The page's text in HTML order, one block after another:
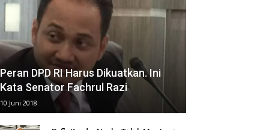
Peran DPD RI Harus Dikuatkan. Ini
Kata Senator Fachrul Razi
10 Juni 2018